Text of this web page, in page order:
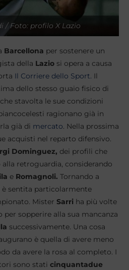
/ Foto: profilo X Lazio
Barcellona per sostenere un
della Lazio si opera a causa
Il Corriere dello Sport. Il
dello stesso guaio fisico di
stavolta le sue condizioni
ragionano già in
già di mercato. Nella prossima
acquisti nel reparto difensivo.
Dominguez, dei profili che
retroguardia, considerando
e Romagnoli. Tornando a
è sentita particolarmente
Mister Sarri ha più volte
per sopperire alla sua mancanza
successivamente. Una cosa
è quella di avere meno
da avere la rosa al completo. I
sono stati cinquantadue